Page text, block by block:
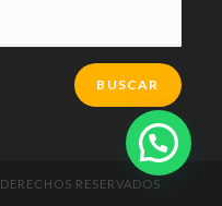
BUSCAR
RESERVADOS